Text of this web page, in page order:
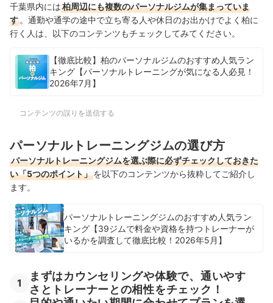
千葉県内には柏周辺にも複数のパーソナルジムが集まっていま
す 。通勤や通学の途中で立ち寄る人や休日のお出かけでよく柏に
行く人は、以下のコンテンツもチェックしてみてください。
【徹底比較】柏のパーソナルジムのおすすめ人気ラン
キング【パーソナルトレーニングが気になる人必見！
2026年7月】
コンテンツの誤りを送信する
パーソナルトレーニングジムの選び方
パーソナルトレーニングジムを選ぶ際に必ずチェックしておきた
い「5つのポイント」を以下のコンテンツから抜粋してご紹介し
ます。
パーソナルトレーニングジムのおすすめ人気ラン
キング【39ジムで料金や資格を持つトレーナーが
いるかを調査して徹底比較！2026年5月】
1
まずはカウンセリングや体験で、通いやす
さとトレーナーとの相性をチェック！